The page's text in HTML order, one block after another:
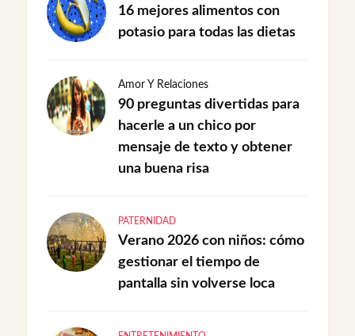
16 mejores alimentos con
potasio para todas las dietas
Amor Y Relaciones
90 preguntas divertidas para
hacerle a un chico por
mensaje de texto y obtener
una buena risa
PATERNIDAD
Verano 2026 con niños: cómo
gestionar el tiempo de
pantalla sin volverse loca